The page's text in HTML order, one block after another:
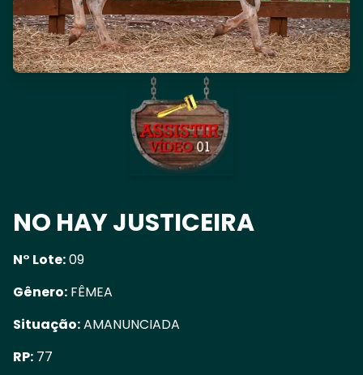
NO HAY JUSTICEIRA
N° Lote:09
Gênero: FÊMEA
Situação:AMANUNCIADA
RP: 77